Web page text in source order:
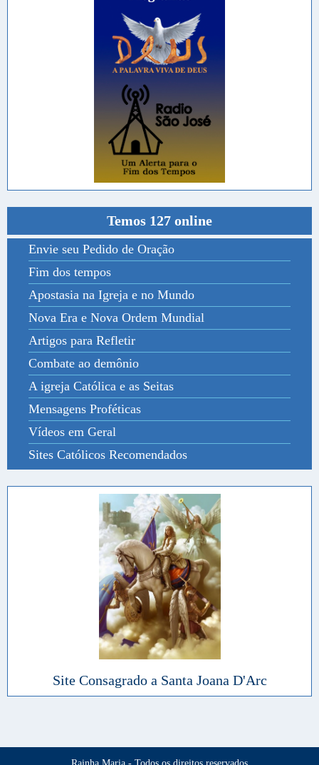
Temos 127 online
Envie seu Pedido de Oração
Fim dos tempos
Apostasia na Igreja e no Mundo
Nova Era e Nova Ordem Mundial
Artigos para Refletir
Combate ao demônio
A igreja Católica e as Seitas
Mensagens Proféticas
Vídeos em Geral
Sites Católicos Recomendados
Site Consagrado a Santa Joana D'Arc